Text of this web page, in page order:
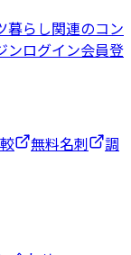
暮らし関連のコン
ンログイン会員登
無料名刺
調